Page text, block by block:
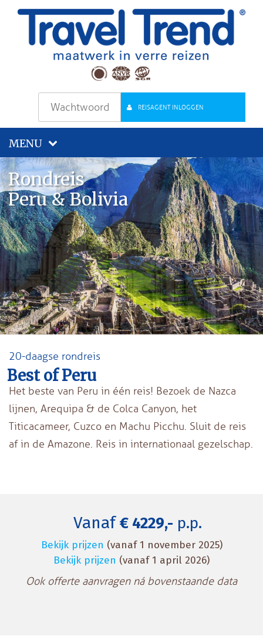
REISAGENT INLOGGEN
MENU
Rondreis
Peru & Bolivia
20-daagse rondreis
Best of Peru
Het beste van Peru in één reis! Bezoek de Nazca
lijnen, Arequipa & de Colca Canyon, het
Titicacameer, Cuzco en Machu Picchu. Sluit de reis
af in de Amazone. Reis in internationaal gezelschap.
Vanaf€ 4229,- p.p.
Bekijk prijzen (vanaf 1 november 2025)
Bekijk prijzen (vanaf 1 april 2026)
Ook offerte aanvragen ná bovenstaande data